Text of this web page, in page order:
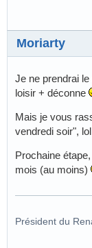
Moriarty
Je ne prendrai
loisir + déconne
Mais je vous
vendredi soir", lol
Prochaine
mois (au moins)
Président du